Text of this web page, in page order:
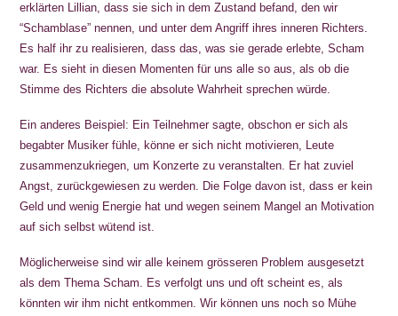
erklärten Lillian, dass sie sich in dem Zustand befand, den wir
“Schamblase” nennen, und unter dem Angriff ihres inneren Richters.
Es half ihr zu realisieren, dass das, was sie gerade erlebte, Scham
war. Es sieht in diesen Momenten für uns alle so aus, als ob die
Stimme des Richters die absolute Wahrheit sprechen würde.
Ein anderes Beispiel: Ein Teilnehmer sagte, obschon er sich als
begabter Musiker fühle, könne er sich nicht motivieren, Leute
zusammenzukriegen, um Konzerte zu veranstalten. Er hat zuviel
Angst, zurückgewiesen zu werden. Die Folge davon ist, dass er kein
Geld und wenig Energie hat und wegen seinem Mangel an Motivation
auf sich selbst wütend ist.
Möglicherweise sind wir alle keinem grösseren Problem ausgesetzt
als dem Thema Scham. Es verfolgt uns und oft scheint es, als
könnten wir ihm nicht entkommen. Wir können uns noch so Mühe